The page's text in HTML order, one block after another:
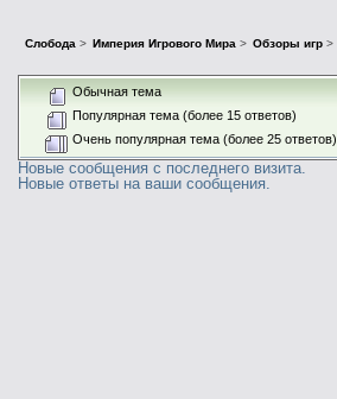
Слобода > Империя Игрового Мира > Обзоры игр >
Обычная тема
Популярная тема (более 15 ответов)
Очень популярная тема (более 25 ответов)
Новые сообщения с последнего визита.
Новые ответы на ваши сообщения.